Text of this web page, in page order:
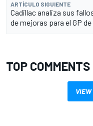
ARTÍCULO SIGUIENTE
Cadillac analiza sus
de mejoras para el GP
TOP COMMENTS
VIEW